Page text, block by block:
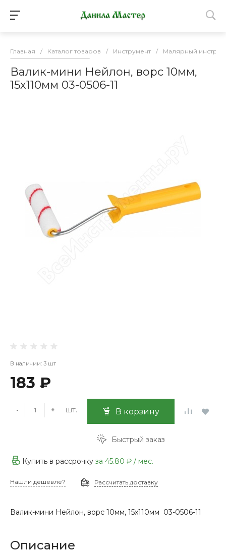
Главная / Каталог товаров / Инструмент / Малярный
Валик-мини Нейлон, ворс 10мм,
15х110мм 03-0506-11
В наличии: 3 шт
183 ₽
- + шт. В корзину
Быстрый заказ
Купить в рассрочку за 45.80 ₽ / мес.
Нашли дешевле? Рассчитать доставку
Валик-мини Нейлон, ворс 10мм, 15х110мм 03-0506-11
Описание